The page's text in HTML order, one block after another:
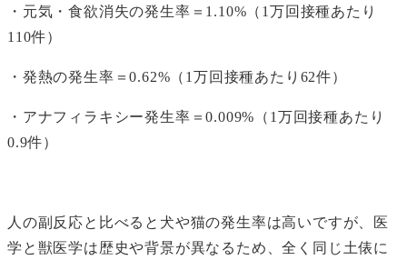
・元気・食欲消失の発生率＝1.10%（1万回接種あたり
110件）
・発熱の発生率＝0.62%（1万回接種あたり62件）
・アナフィラキシー発生率＝0.009%（1万回接種あたり
0.9件）
人の副反応と比べると犬や猫の発生率は高いですが、医
学と獣医学は歴史や背景が異なるため、全く同じ土俵に